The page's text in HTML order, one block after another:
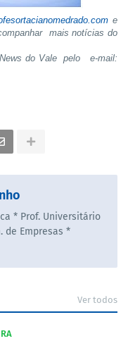
e
mais notícias do
do Vale pelo e-mail:
* Prof. Universitário
de Empresas *
Ver todos